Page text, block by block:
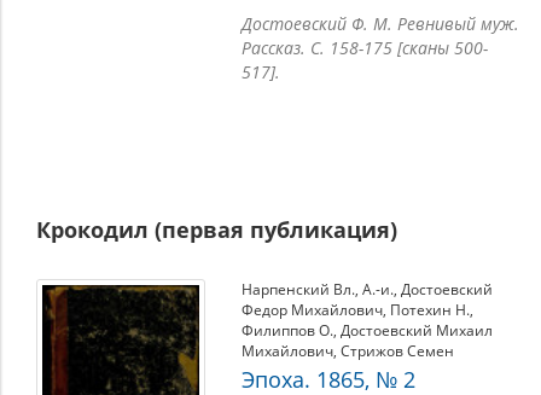
Достоевский Ф. М. Ревнивый муж.
Рассказ. С. 158-175 [сканы 500-
517].
Крокодил (первая публикация)
Нарпенский Вл., А.-и., Достоевский
Федор Михайлович, Потехин Н.,
Филиппов О., Достоевский Михаил
Михайлович, Стрижов Семен
Эпоха. 1865, № 2